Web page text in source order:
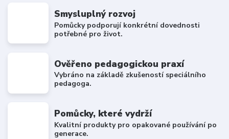
Smysluplný rozvoj
Pomůcky podporují konkrétní dovednosti
potřebné pro život.
Ověřeno pedagogickou praxí
Vybráno na základě zkušeností speciálního
pedagoga.
Pomůcky, které vydrží
Kvalitní produkty pro opakované používání po
generace.